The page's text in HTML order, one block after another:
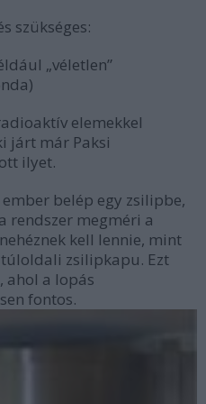
szükséges:
„véletlen”
elemekkel
járt már Paksi
ilyet.
belép egy zsilipbe,
rendszer megméri a
kell lennie, mint
zsilipkapu. Ezt
ahol a lopás
fontos.